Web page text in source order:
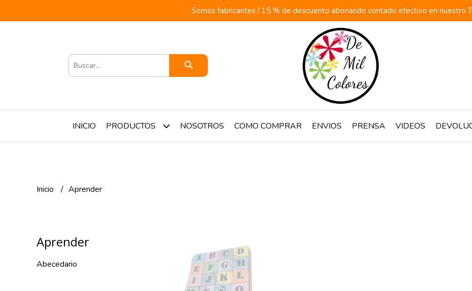
Somos fabricantes / 15 % de descuento abonando contado efectivo en nuestro
INICIO PRODUCTOS NOSOTROS COMO COMPRAR ENVIOS PRENSA VIDEOS
Inicio Aprender
Aprender
Abecedario